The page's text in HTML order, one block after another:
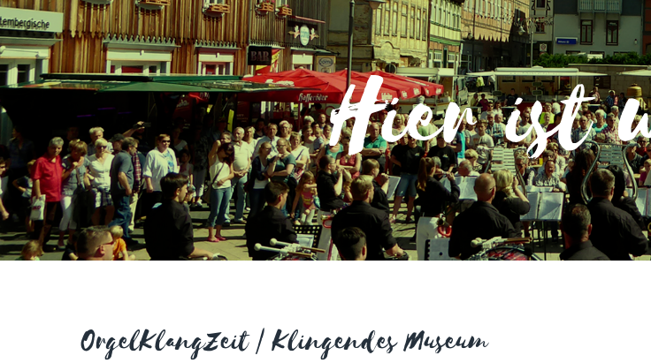
Hier ist
OrgelKlangZeit | Klingendes Museum